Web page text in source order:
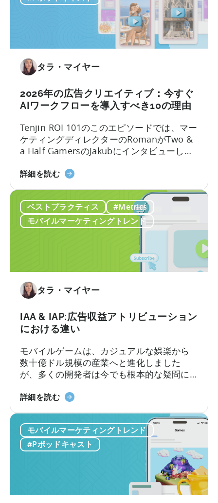
つ
て
カ
イ
戦
略」
つ
い
て
ロ
て：
年
に
モ
バ
イ
ル
ゲ
ー
ム
を
成
長
さ
料
の
ー
ル
タラ・マイヤー
2026年の広告クリエイティブ：今すぐ
AIワークフローを導入すべき10の理由
Tenjin ROI 101のこのエピソードでは、マー
ケティングディレクターのRomanがTwo &
a Half GamersのJakubにインタビューし、
論します。Jakubはユーザー獲得と広告クリ
ています。
詳細を読む2026
広
告
ク
ィ
に
つ
い
て：
今
す
AI
ク
フ
ロ
ベストプラクティス
#Metrics
モバイルマーケティングトレンド
タラ・マイヤー
IAA & IAP:広告収益アトリビューション
における違い
モバイルゲームは、カジュアルな娯楽から
数十億ドル規模の産業へと進化しました
が、多くの開発者は今でも根本的な疑問に
はどのように収益を上げるのか?」という問
デル、すなわちアプリ内広告とアプリ内課
金、つまりIAAとIAPを理解し、それらを効
果的に活用できるかどうかにかかっていま
詳細を読むIAA
に
つ
い
モバイルマーケティングトレンド
#Pポッドキャスト